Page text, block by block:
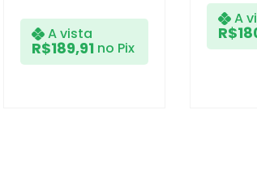
A vista
R$189,91 no Pix
A
R$